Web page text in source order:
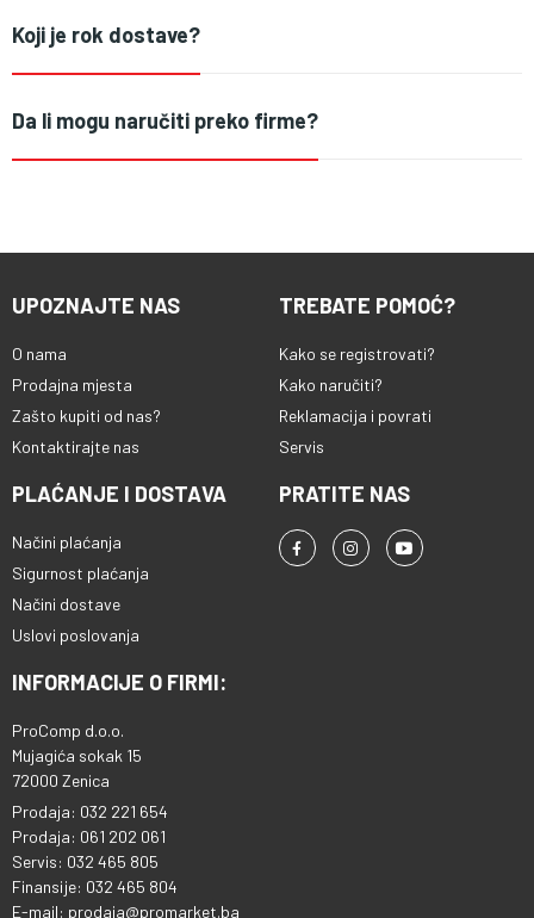
Koji je rok dostave?
Da li mogu naručiti preko firme?
UPOZNAJTE NAS
O nama
Prodajna mjesta
Zašto kupiti od nas?
Kontaktirajte nas
TREBATE POMOĆ?
Kako se registrovati?
Kako naručiti?
Reklamacija i povrati
Servis
PLAĆANJE I DOSTAVA
Načini plaćanja
Sigurnost plaćanja
Načini dostave
Uslovi poslovanja
PRATITE NAS
INFORMACIJE O FIRMI:
ProComp d.o.o.
Mujagića sokak 15
72000 Zenica
Prodaja: 032 221 654
Prodaja: 061 202 061
Servis: 032 465 805
Finansije: 032 465 804
E-mail: prodaja@promarket.ba